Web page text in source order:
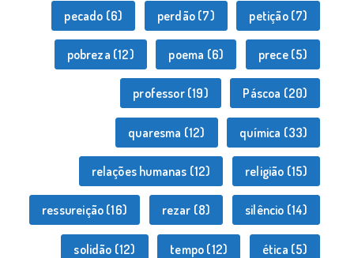
pecado (6) perdão(7) petição(7)
pobreza (12) poema (6) prece(5)
professor(19) Páscoa (20)
quaresma (12) química (33)
relações humanas (12) religião (15)
ressureição (16) rezar (8) silêncio (14)
solidão (12) tempo (12) ética (5)